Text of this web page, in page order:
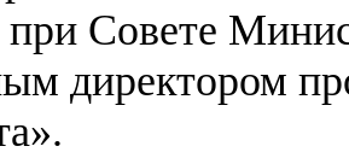
при Совете
директором